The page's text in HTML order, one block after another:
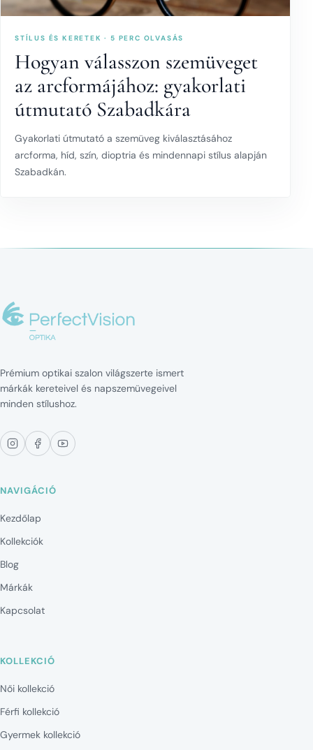
STÍLUS ÉS KERETEK · 5 PERC OLVASÁS
Hogyan válasszon szemüveget
az arcformájához: gyakorlati
útmutató Szabadkára
Gyakorlati útmutató a szemüveg kiválasztásához
arcforma, híd, szín, dioptria és mindennapi stílus alapján
Szabadkán.
Prémium optikai szalon világszerte ismert
márkák kereteivel és napszemüvegeivel
minden stílushoz.
NAVIGÁCIÓ
Kezdőlap
Kollekciók
Blog
Márkák
Kapcsolat
KOLLEKCIÓ
Női kollekció
Férfi kollekció
Gyermek kollekció